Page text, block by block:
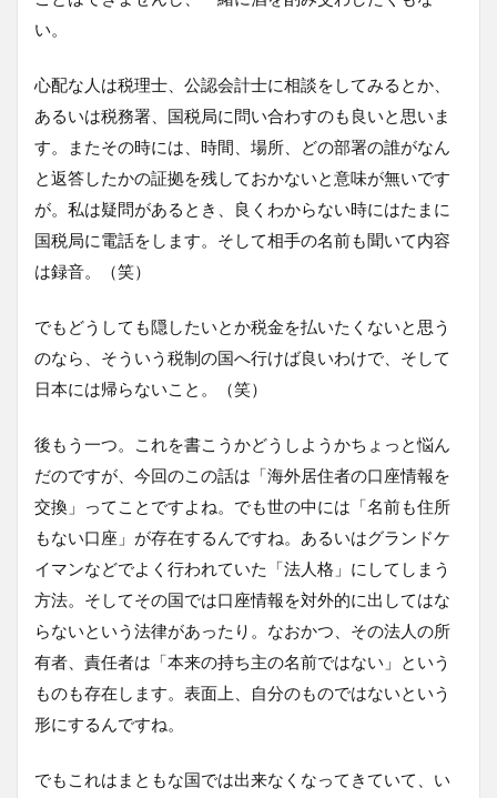
い。
心配な人は税理士、公認会計士に相談をしてみるとか、
あるいは税務署、国税局に問い合わすのも良いと思いま
す。またその時には、時間、場所、どの部署の誰がなん
と返答したかの証拠を残しておかないと意味が無いです
が。私は疑問があるとき、良くわからない時にはたまに
国税局に電話をします。そして相手の名前も聞いて内容
は録音。（笑）
でもどうしても隠したいとか税金を払いたくないと思う
のなら、そういう税制の国へ行けば良いわけで、そして
日本には帰らないこと。（笑）
後もう一つ。これを書こうかどうしようかちょっと悩ん
だのですが、今回のこの話は「海外居住者の口座情報を
交換」ってことですよね。でも世の中には「名前も住所
もない口座」が存在するんですね。あるいはグランドケ
イマンなどでよく行われていた「法人格」にしてしまう
方法。そしてその国では口座情報を対外的に出してはな
らないという法律があったり。なおかつ、その法人の所
有者、責任者は「本来の持ち主の名前ではない」という
ものも存在します。表面上、自分のものではないという
形にするんですね。
でもこれはまともな国では出来なくなってきていて、い